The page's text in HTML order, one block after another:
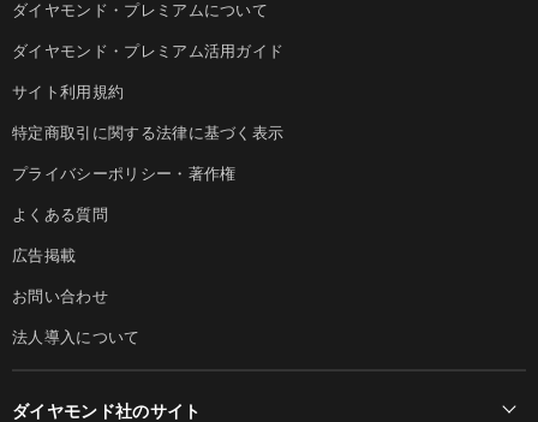
ダイヤモンド・プレミアムについて
ダイヤモンド・プレミアム活用ガイド
サイト利用規約
特定商取引に関する法律に基づく表示
プライバシーポリシー・著作権
よくある質問
広告掲載
お問い合わせ
法人導入について
ダイヤモンド社のサイト